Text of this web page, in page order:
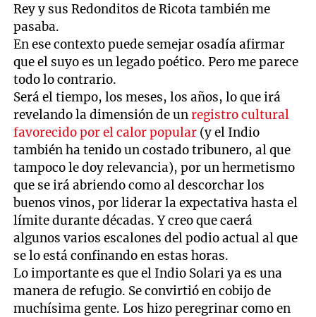
Rey y sus Redonditos de Ricota también me
pasaba.
En ese contexto puede semejar osadía afirmar
que el suyo es un legado poético. Pero me parece
todo lo contrario.
Será el tiempo, los meses, los años, lo que irá
revelando la dimensión de unregistro cultural
favorecido por el calor popular (y el Indio
también ha tenido un costado tribunero, al que
tampoco le doy relevancia), por un hermetismo
que se irá abriendo como al descorchar los
buenos vinos, por liderar la expectativa hasta el
límite durante décadas. Y creo que caerá
algunos varios escalones del podio actual al que
se lo está confinando en estas horas.
Lo importante es que el Indio Solari ya es una
manera de refugio. Se convirtió en cobijo de
muchísima gente. Los hizo peregrinar como en